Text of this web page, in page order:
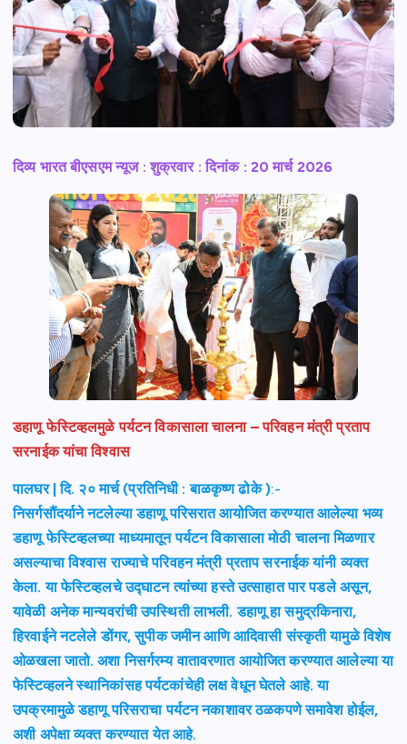
दिव्य भारत बीएसएम न्यूज : शुक्रवार : दिनांक : 20 मार्च 2026
डहाणू फेस्टिव्हलमुळे पर्यटन विकासाला चालना – परिवहन मंत्री प्रताप
सरनाईक यांचा विश्वास
पालघर | दि. २० मार्च (प्रतिनिधी : बाळकृष्ण ढोके ):-
निसर्गसौंदर्याने नटलेल्या डहाणू परिसरात आयोजित करण्यात आलेल्या भव्य
डहाणू फेस्टिव्हलच्या माध्यमातून पर्यटन विकासाला मोठी चालना मिळणार
असल्याचा विश्वास राज्याचे परिवहन मंत्री प्रताप सरनाईक यांनी व्यक्त
केला. या फेस्टिव्हलचे उद्घाटन त्यांच्या हस्ते उत्साहात पार पडले असून,
यावेळी अनेक मान्यवरांची उपस्थिती लाभली. डहाणू हा समुद्रकिनारा,
हिरवाईने नटलेले डोंगर, सुपीक जमीन आणि आदिवासी संस्कृती यामुळे विशेष
ओळखला जातो. अशा निसर्गरम्य वातावरणात आयोजित करण्यात आलेल्या या
फेस्टिव्हलने स्थानिकांसह पर्यटकांचेही लक्ष वेधून घेतले आहे. या
उपक्रमामुळे डहाणू परिसराचा पर्यटन नकाशावर ठळकपणे समावेश होईल,
अशी अपेक्षा व्यक्त करण्यात येत आहे.